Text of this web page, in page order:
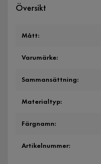
Översikt
Mått:
Varumärke:
Sammansättning:
Materialtyp:
Färgnamn:
Artikelnummer: